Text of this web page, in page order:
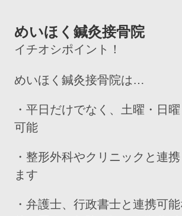
めいほく鍼灸接骨院
イチオシポイント！
めいほく鍼灸接骨院は…
・平日だけでなく、土曜・日
可能
・整形外科やクリニックと連
ます
・弁護士、行政書士と連携可